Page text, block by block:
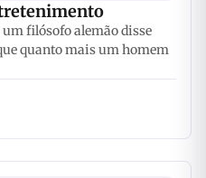
filósofo alemão disse
quanto mais um homem